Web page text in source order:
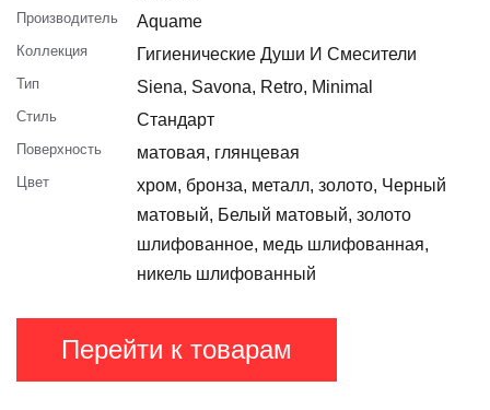
Производитель Aquame
Коллекция Гигиенические Души И Смесители
Тип Siena, Savona, Retro, Minimal
Стиль Стандарт
Поверхность матовая, глянцевая
Цвет
хром, бронза, металл, золото, Черный
матовый, Белый матовый, золото
шлифованное, медь шлифованная,
никель шлифованный
Перейти к товарам